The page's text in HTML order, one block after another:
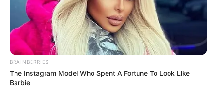
BRAINBERRIES
The Instagram Model Who Spent A Fortune To Look Like
Barbie